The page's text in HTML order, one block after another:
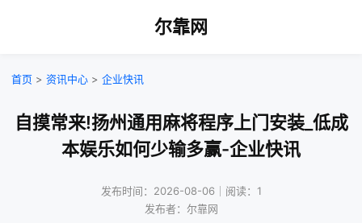
尔靠网
首页 > 资讯中心 > 企业快讯
自摸常来!扬州通用麻将程序上门安装_低成
本娱乐如何少输多赢-企业快讯
发布时间：2026-08-06｜阅读：1
发布者：尔靠网